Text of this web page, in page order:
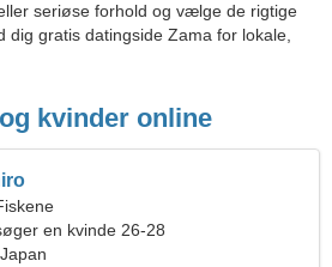
seriøse forhold og vælge de rigtige
dig gratis datingside Zama for lokale,
kvinder online
en kvinde 26-28